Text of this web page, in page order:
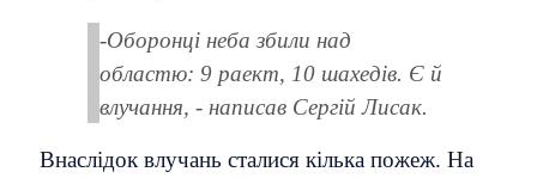
-Оборонці неба збили над
областю: 9 раект, 10 шахедів. Є й
влучання, - написав Сергій Лисак.
Внаслідок влучань сталися кілька пожеж. На